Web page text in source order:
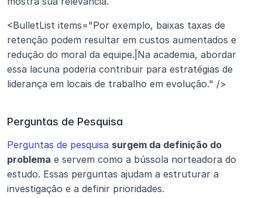
<BulletList items="Por exemplo, baixas taxas de
retenção podem resultar em custos aumentados e
redução do moral da equipe.|Na academia, abordar
essa lacuna poderia contribuir para estratégias de
liderança em locais de trabalho em evolução." />
Perguntas de Pesquisa
Perguntas de pesquisa surgem da definição do
problema e servem como a bússola norteadora do
estudo. Essas perguntas ajudam a estruturar a
investigação e a definir prioridades.